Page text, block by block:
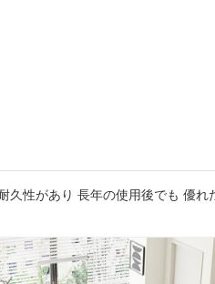
久性があり 長年の使用後でも 優